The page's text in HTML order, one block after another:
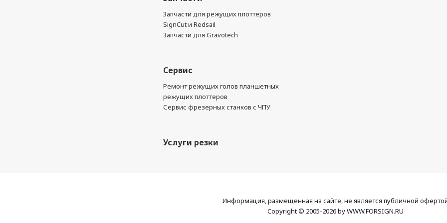
Запчасти для режущих плоттеров
SignCut и Redsail
Запчасти для Gravotech
Сервис
Ремонт режущих голов планшетных
режущих плоттеров
Сервис фрезерных станков с ЧПУ
Услуги резки
Информация, размещенная на сайте, не является публичной
Copyright © 2005-2026 by WWW.FORSIGN.RU